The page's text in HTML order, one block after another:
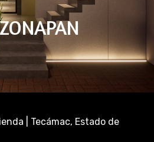
Tecámac, Estado de